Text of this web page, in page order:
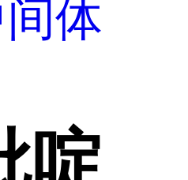
体
啶